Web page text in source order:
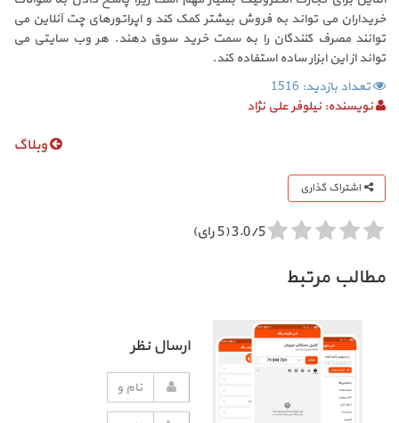
خریداران می تواند به فروش بیشتر کمک کند و اپراتورهای چت آنلاین می
توانند مصرف کنندگان را به سمت خرید سوق دهند. هر وب سایتی می
تواند از این ابزار ساده استفاده کند.
تعداد بازدید: 1516
نویسنده: نیلوفر علی نژاد
وبلاگ
اشتراک گذاری
3.0/5 (5 رای)
مطالب مرتبط
ارسال نظر